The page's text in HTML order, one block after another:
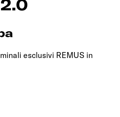
esclusivi REMUS in